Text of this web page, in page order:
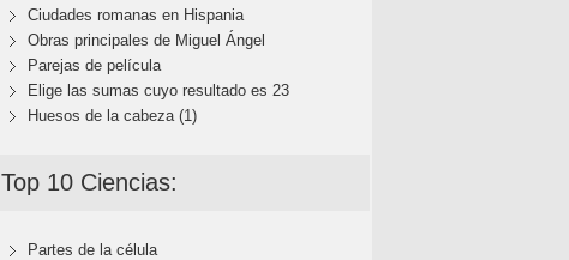
Ciudades romanas en Hispania
Obras principales de Miguel Ángel
Parejas de película
Elige las sumas cuyo resultado es 23
Huesos de la cabeza (1)
Top 10 Ciencias:
Partes de la célula